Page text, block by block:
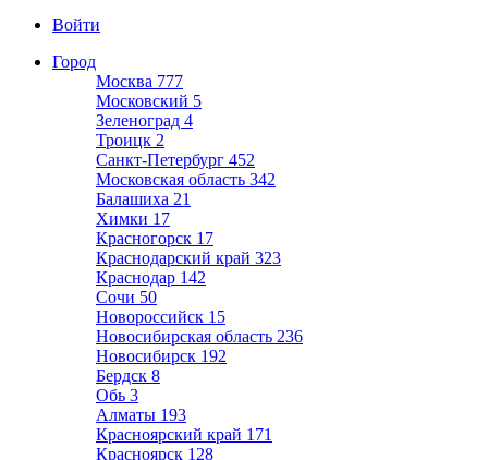
Войти
Город
Москва 777
Московский 5
Зеленоград 4
Троицк 2
Санкт-Петербург 452
Московская область 342
Балашиха 21
Химки 17
Красногорск 17
Краснодарский край 323
Краснодар 142
Сочи 50
Новороссийск 15
Новосибирская область 236
Новосибирск 192
Бердск 8
Обь 3
Алматы 193
Красноярский край 171
Красноярск 128